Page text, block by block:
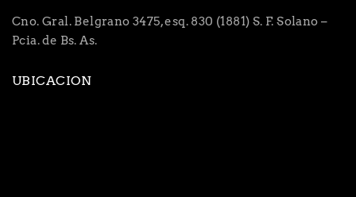
Cno. Gral. Belgrano 3475, esq. 830 (1881) S. F. Solano –
Pcia. de Bs. As.
UBICACION